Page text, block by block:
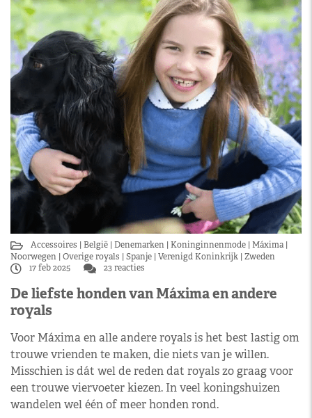
Accessoires België Denemarken Koninginnenmode Máxima
Noorwegen Overige royals Spanje Verenigd Koninkrijk Zweden
17 feb 2025
23 reacties
De liefste honden van Máxima en andere
royals
Voor Máxima en alle andere royals is het best lastig om
trouwe vrienden te maken, die niets van je willen.
Misschien is dát wel de reden dat royals zo graag voor
een trouwe viervoeter kiezen. In veel koningshuizen
wandelen wel één of meer honden rond.